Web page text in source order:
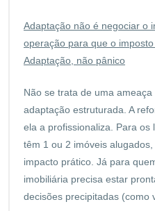
Adaptação não é negociar o
operação para que o
Adaptação, não pânico
Não se trata de uma
adaptação estruturada. A
ela a profissionaliza. Para os
têm 1 ou 2 imóveis
impacto prático. Já para
imobiliária precisa estar
decisões precipitadas (como